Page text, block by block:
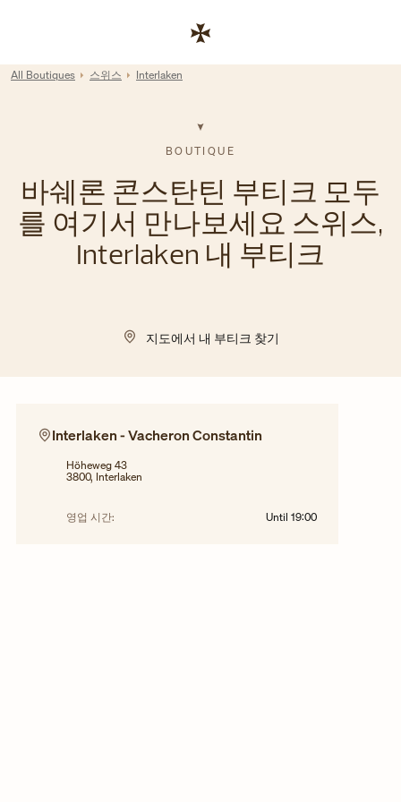
Return to Nav
All Boutiques 스위스 Interlaken
BOUTIQUE
바쉐론 콘스탄틴 부티크 모두
를 여기서 만나보세요 스위스,
Interlaken 내 부티크
지도에서 내 부티크 찾기
Interlaken - Vacheron Constantin
Höheweg 43
3800, Interlaken
영업 시간: Until 19:00